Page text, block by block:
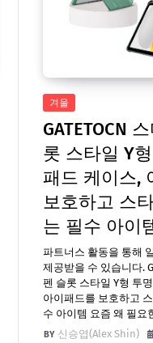
겨울
GATETOCN
롯 스타일 Y
패드 케이스,
보호하고 스
는 필수 아이
파트너스 활동을 통해
제공받을 수 있습니다.
펜 슬롯 스타일 Y형 투
아이패드를 보호하고
수 아이템 요즘 왜 필요
신승엽(Alex Shin)